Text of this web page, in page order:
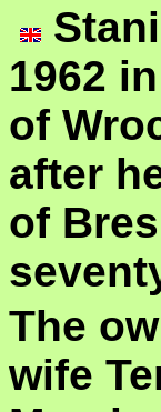
1962
of
after
of
The
wife